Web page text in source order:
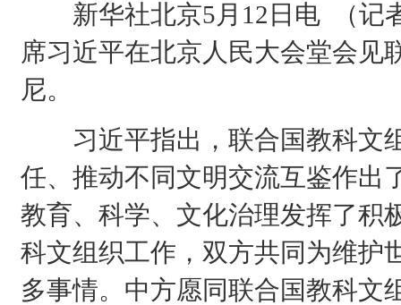
新华社北京5月12日电 （记
席习近平在北京人民大会堂会见
尼。
习近平指出，联合国教科文
任、推动不同文明交流互鉴作出
教育、科学、文化治理发挥了积
科文组织工作，双方共同为维护
多事情。中方愿同联合国教科文